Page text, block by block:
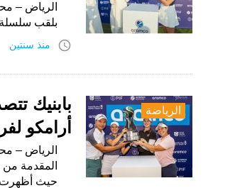
الرياض –
بلقب سلسلة
access_time منذ سنتين
الرياضة
بابنيك
أرامكو
الرياض –
المقدمة من
حيث